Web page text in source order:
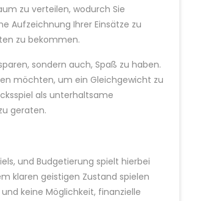
zu verteilen, wodurch Sie
Aufzeichnung Ihrer Einsätze zu
zu bekommen.
sondern auch, Spaß zu haben.
möchten, um ein Gleichgewicht zu
als unterhaltsame
geraten.
und Budgetierung spielt hierbei
klaren geistigen Zustand spielen
keine Möglichkeit, finanzielle